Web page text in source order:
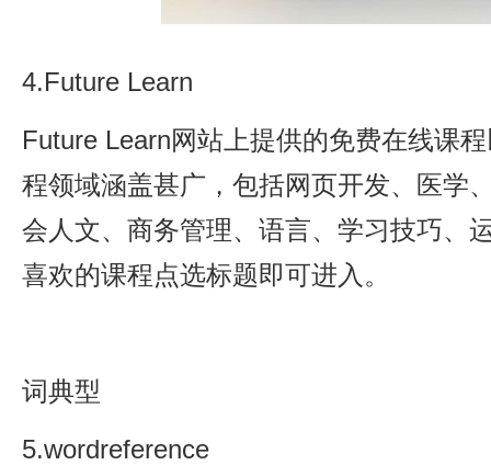
4.Future Learn
Future Learn网站上提供的免费在线课
程领域涵盖甚广，包括网页开发、医学
会人文、商务管理、语言、学习技巧、
喜欢的课程点选标题即可进入。
词典型
5.wordreference